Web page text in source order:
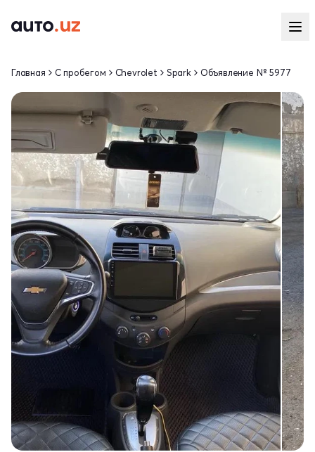
Главная С пробегом Chevrolet Spark Объявление № 5977